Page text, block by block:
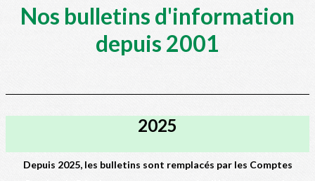
Nos bulletins d'information
depuis 2001
2025
Depuis 2025, les bulletins sont remplacés par les Comptes